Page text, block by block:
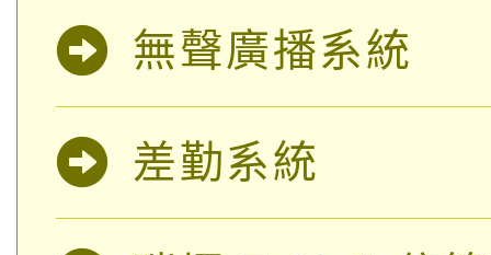
無聲廣播系統
差勤系統